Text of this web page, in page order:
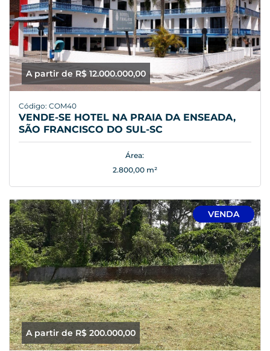
A partir de R$ 12.000.000,00
Código: COM40
VENDE-SE HOTEL NA PRAIA DA ENSEADA,
SÃO FRANCISCO DO SUL-SC
Área:
2.800,00 m²
A partir de R$ 200.000,00
VENDA